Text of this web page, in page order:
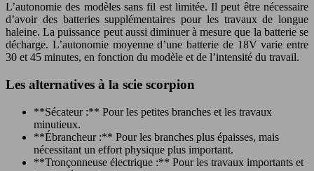
L’autonomie des modèles sans fil est limitée. Il peut être nécessaire
d’avoir des batteries supplémentaires pour les travaux de longue
haleine. La puissance peut aussi diminuer à mesure que la batterie se
décharge. L’autonomie moyenne d’une batterie de 18V varie entre
30 et 45 minutes, en fonction du modèle et de l’intensité du travail.
Les alternatives à la scie scorpion
**Sécateur :** Pour les petites branches et les travaux
minutieux.
**Ébrancheur :** Pour les branches plus épaisses, mais
nécessitant un effort physique plus important.
**Tronçonneuse électrique :** Pour les travaux importants et